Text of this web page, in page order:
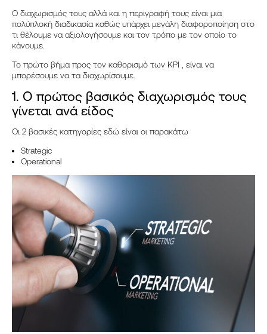
ΑΡΧΙΚΉ
ΥΠΗΡΕΣΊΕΣ
MARKETING
BRANDING
ΠΩΛΉΣΕΙΣ
ΚΑΤΑΣΚΕΥΉ ΙΣΤΟΣΕΛΊΔΩΝ
Ο διαχωρισμός τους αλλά και η περιγραφή τους είναι μια
πολύπλοκή διαδικασία καθώς υπάρχει μεγάλη διαφοροποίηση στο
τι θέλουμε να αξιολογήσουμε και τον τρόπο με τον οποίο το
κάνουμε.
Το πρώτο βήμα προς τον καθορισμό των KPI , είναι να
μπορέσουμε να τα διαχωρίσουμε.
1. Ο πρώτος βασικός διαχωρισμός τους
γίνεται ανά είδος
Οι 2 βασικές κατηγορίες εδώ είναι οι παρακάτω
Strategic
Operational